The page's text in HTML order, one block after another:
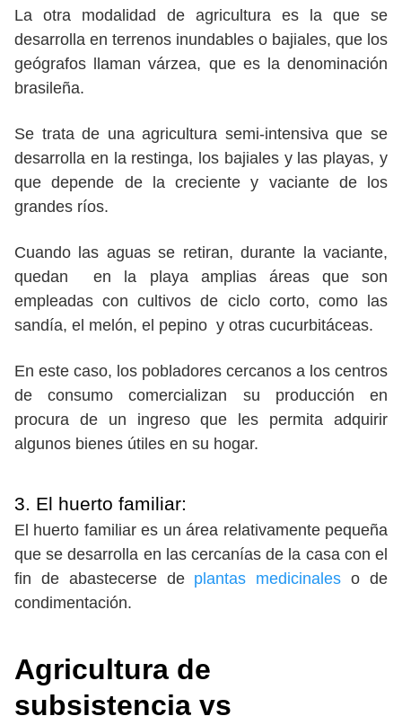
La otra modalidad de agricultura es la que se
desarrolla en terrenos inundables o bajiales, que los
geógrafos llaman várzea, que es la denominación
brasileña.
Se trata de una agricultura semi-intensiva que se
desarrolla en la restinga, los bajiales y las playas, y
que depende de la creciente y vaciante de los
grandes ríos.
Cuando las aguas se retiran, durante la vaciante,
quedan en la playa amplias áreas que son
empleadas con cultivos de ciclo corto, como las
sandía, el melón, el pepino y otras cucurbitáceas.
En este caso, los pobladores cercanos a los centros
de consumo comercializan su producción en
procura de un ingreso que les permita adquirir
algunos bienes útiles en su hogar.
3. El huerto familiar:
El huerto familiar es un área relativamente pequeña
que se desarrolla en las cercanías de la casa con el
fin de abastecerse de plantas medicinales o de
condimentación.
Agricultura de
subsistencia vs